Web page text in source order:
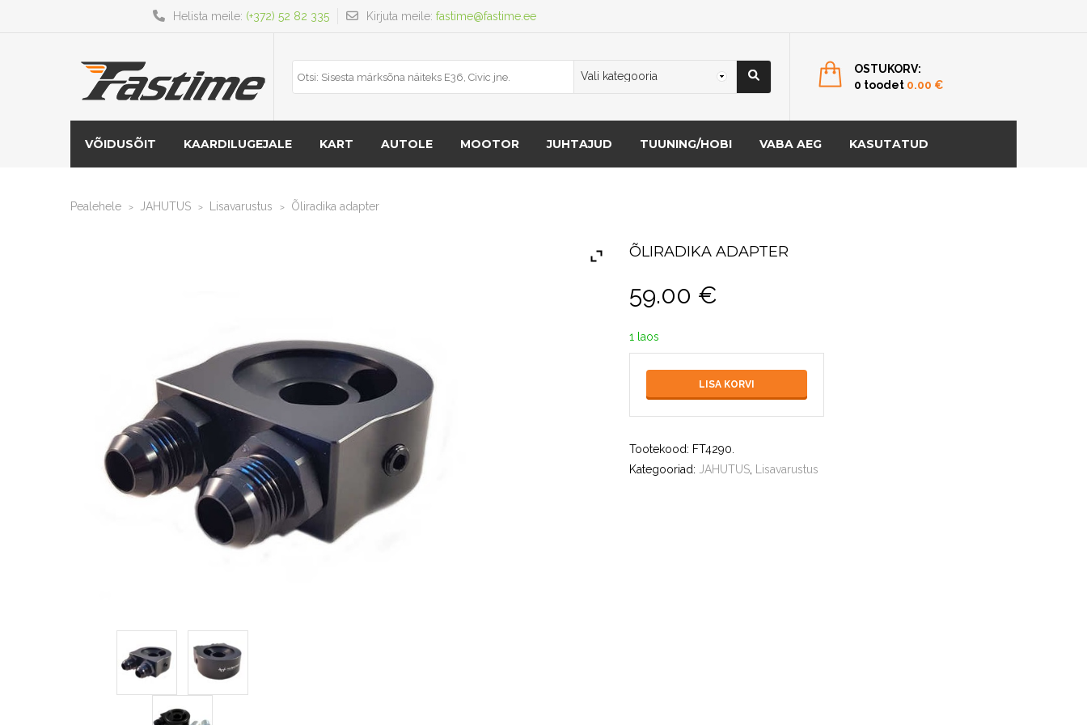
Kirjuta meile: fastime@fastime.ee
Helista meile: (+372) 52 82 335
OSTUKORV:
0 toodet 0.00 €
VÕIDUSÕIT KAARDILUGEJALE KART AUTOLE MOOTOR JUHTAJUD TUUNING/HOBI VABA AEG KASUTATUD
Pealehele > JAHUTUS > Lisavarustus > Õliradika adapter
ÕLIRADIKA ADAPTER
59.00 €
1 laos
LISA KORVI
Tootekood: FT4290
Kategooriad: JAHUTUS Lisavarustus